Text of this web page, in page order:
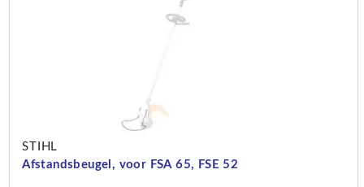
STIHL
Afstandsbeugel, voor FSA 65, FSE 52